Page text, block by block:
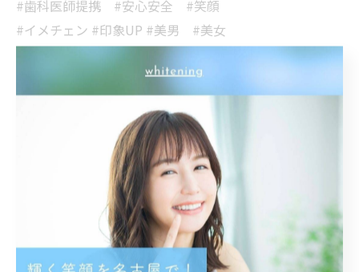
#歯科医師提携 #安心安全 #笑顔
#イメチェン #印象UP #美男 #美女
一覧に戻る
関連タグ